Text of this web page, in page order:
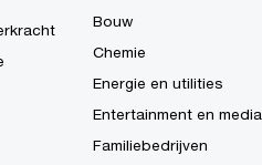
Bouw
Chemie
Energie en utilities
Entertainment en media
Familiebedrijven